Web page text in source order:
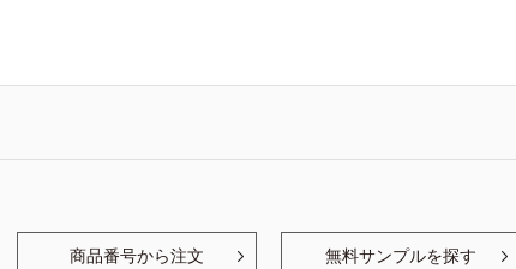
商品番号から注文 無料サンプルを探す